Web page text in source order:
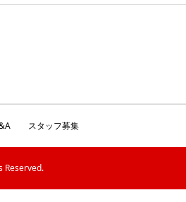
スタッフ募集
Reserved.